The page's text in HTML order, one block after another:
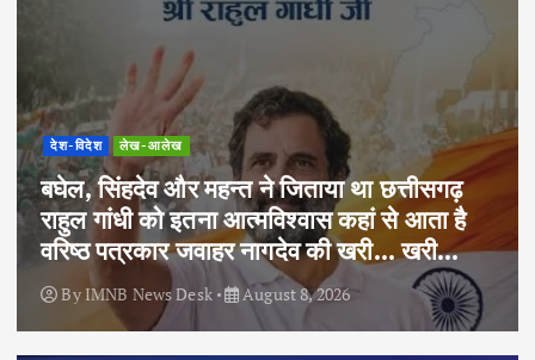
देश-विदेश लेख-आलेख
बघेल, सिंहदेव और महन्त ने जिताया था छत्तीसगढ़
राहुल गांधी को इतना आत्मविश्वास कहां से आता है
वरिष्ठ पत्रकार जवाहर नागदेव की खरी… खरी…
By IMNB News Desk August 8, 2026